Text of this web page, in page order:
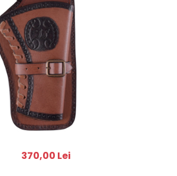
370,00 Lei